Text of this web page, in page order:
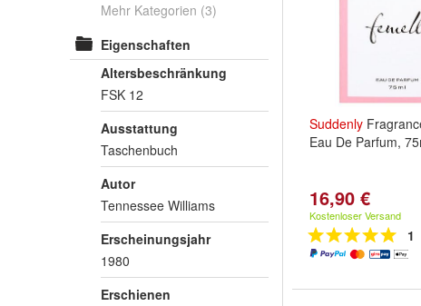
Mehr Kategorien (3)
Eigenschaften
Altersbeschränkung
FSK 12
Ausstattung
Taschenbuch
Autor
Tennessee Williams
Erscheinungsjahr
1980
Erschienen
Suddenly
Eau De Parfum,
16,90 €
Kostenloser Versand
1